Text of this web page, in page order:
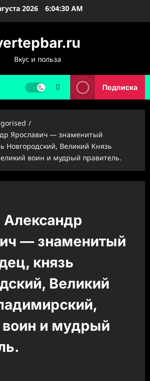
2026 6:04:31 AM
Вкус и польза
Подписка
Ярославич — знаменитый
Новгородский, Великий Князь
воин и мудрый правитель.
Александр
— знаменитый
князь
Великий
воин и мудрый